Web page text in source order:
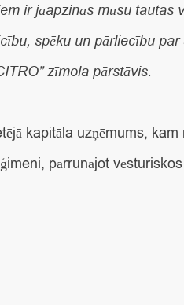
ir jāapzinās mūsu
spēku un pārliecību
zīmola pārstāvis.
kapitāla uzņēmums,
pārrunājot